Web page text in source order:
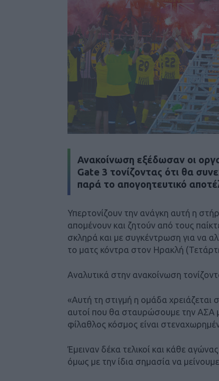
Ανακοίνωση εξέδωσαν οι
Gate 3 τονίζοντας ότι θα
παρά το απογοητευτικό
Υπερτονίζουν την ανάγκη αυτή η
απομένουν και ζητούν από τους
σκληρά και με συγκέντρωση για να
το ματς κόντρα στον Ηρακλή
Αναλυτικά στην ανακοίνωση
«Αυτή τη στιγμή η ομάδα χρειάζεται
αυτοί που θα σταυρώσουμε την ΑΣΑ
φίλαθλος κόσμος είναι
Έμειναν δέκα τελικοί και κάθε
όμως με την ίδια σημασία να